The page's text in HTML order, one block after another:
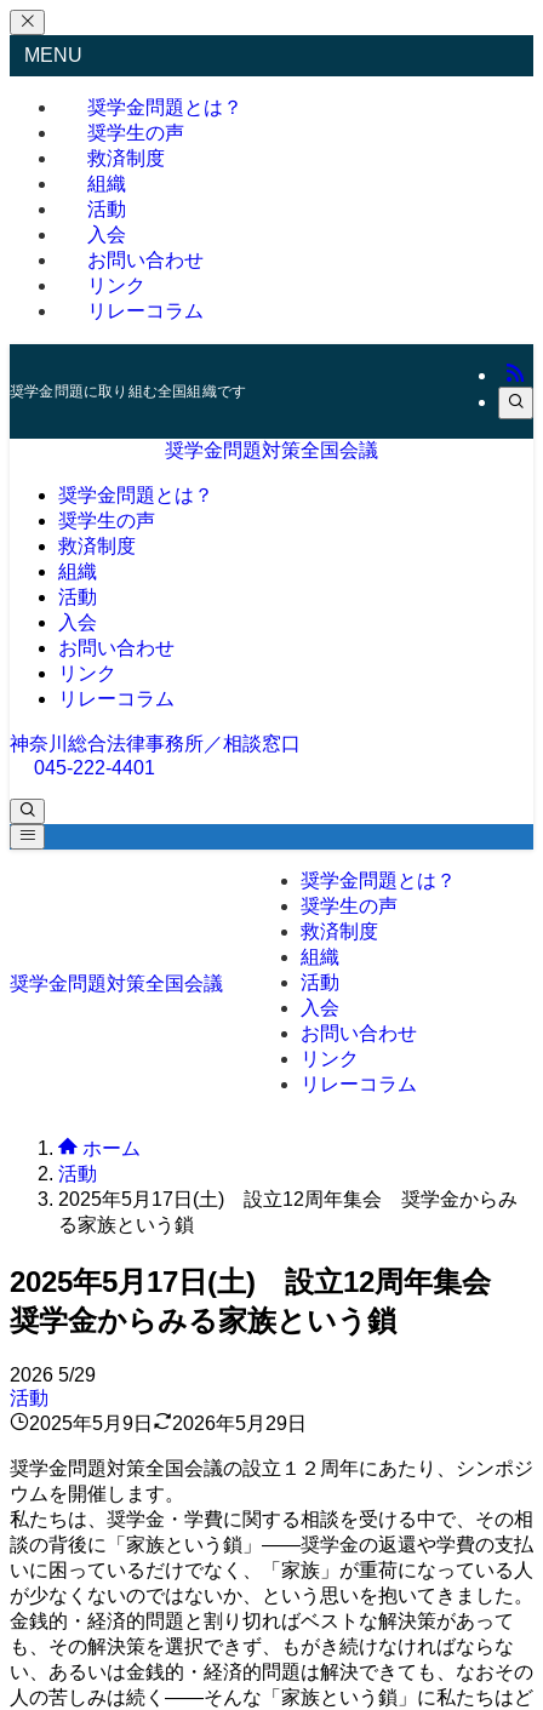
MENU
奨学金問題とは？
奨学生の声
救済制度
組織
活動
入会
お問い合わせ
リンク
リレーコラム
奨学金問題に取り組む全国組織です
奨学金問題対策全国会議
奨学金問題とは？
奨学生の声
救済制度
組織
活動
入会
お問い合わせ
リンク
リレーコラム
神奈川総合法律事務所／相談窓口
045-222-4401
奨学金問題対策全国会議
奨学金問題とは？
奨学生の声
救済制度
組織
活動
入会
お問い合わせ
リンク
リレーコラム
ホーム
活動
2025年5月17日(土) 設立12周年集会 奨学金からみ
る家族という鎖
2025年5月17日(土) 設立12周年集会
奨学金からみる家族という鎖
2026 5/29
活動
2025年5月9日
2026年5月29日
奨学金問題対策全国会議の設立１２周年にあたり、シンポジ
ウムを開催します。
私たちは、奨学金・学費に関する相談を受ける中で、その相
談の背後に「家族という鎖」——奨学金の返還や学費の支払
いに困っているだけでなく、「家族」が重荷になっている人
が少なくないのではないか、という思いを抱いてきました。
金銭的・経済的問題と割り切ればベストな解決策があって
も、その解決策を選択できず、もがき続けなければならな
い、あるいは金銭的・経済的問題は解決できても、なおその
人の苦しみは続く——そんな「家族という鎖」に私たちはど